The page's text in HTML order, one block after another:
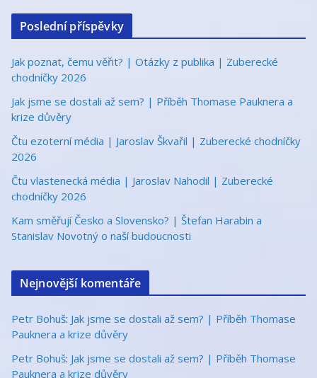
Poslední příspěvky
Jak poznat, čemu věřit? | Otázky z publika | Zuberecké
chodníčky 2026
Jak jsme se dostali až sem? | Příběh Thomase Pauknera a
krize důvěry
Čtu ezoterní média | Jaroslav Škvařil | Zuberecké chodníčky
2026
Čtu vlastenecká média | Jaroslav Nahodil | Zuberecké
chodníčky 2026
Kam směřují Česko a Slovensko? | Štefan Harabin a
Stanislav Novotný o naší budoucnosti
Nejnovější komentáře
Petr Bohuš: Jak jsme se dostali až sem? | Příběh Thomase
Pauknera a krize důvěry
Petr Bohuš: Jak jsme se dostali až sem? | Příběh Thomase
Pauknera a krize důvěry